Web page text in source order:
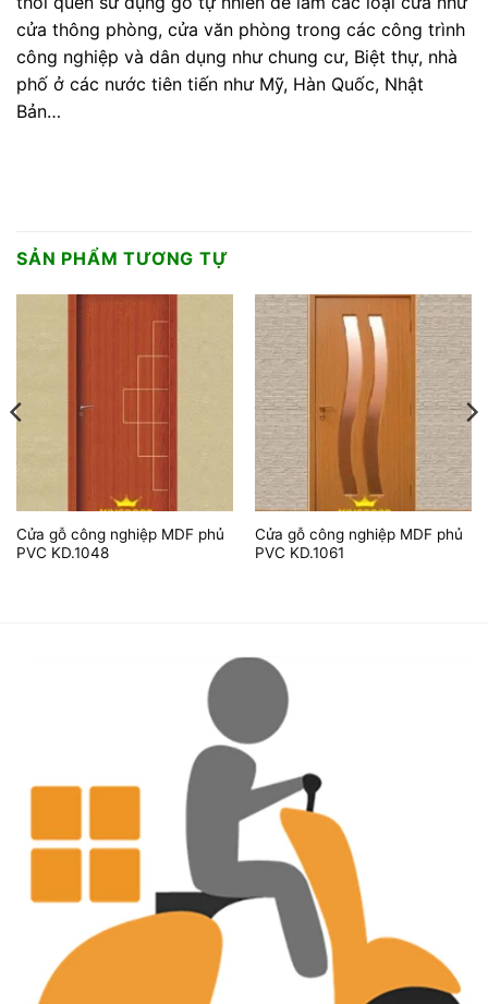
cửa thông phòng, cửa văn phòng trong các công trình
công nghiệp và dân dụng như chung cư, Biệt thự, nhà
phố ở các nước tiên tiến như Mỹ, Hàn Quốc, Nhật
Bản…
SẢN PHẨM TƯƠNG TỰ
Cửa gỗ công nghiệp MDF phủ
PVC KD.1048
Cửa gỗ công nghiệp MDF phủ
PVC KD.1061